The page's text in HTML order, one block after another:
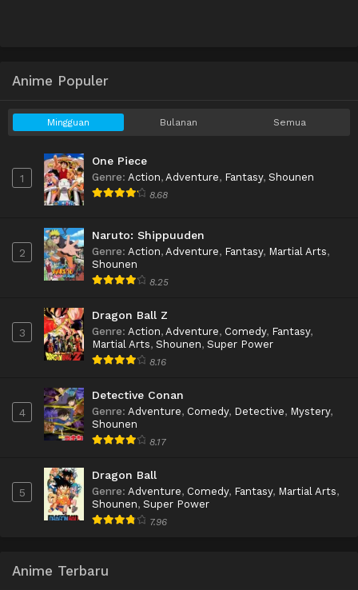
Anime Populer
Mingguan Bulanan Semua
1
One Piece
Genre: Action, Adventure, Fantasy, Shounen
8.68
2
Naruto: Shippuuden
Genre: Action, Adventure, Fantasy, Martial Arts,
Shounen
8.25
3
Dragon Ball Z
Genre: Action, Adventure, Comedy, Fantasy,
Martial Arts, Shounen, Super Power
8.16
4
Detective Conan
Genre: Adventure, Comedy, Detective, Mystery,
Shounen
8.17
5
Dragon Ball
Genre: Adventure, Comedy, Fantasy, Martial Arts,
Shounen, Super Power
7.96
Anime Terbaru